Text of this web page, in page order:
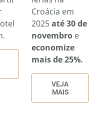
Croácia em
2025até 30 de
novembro e
economize
mais de 25%.
VEJA
MAIS